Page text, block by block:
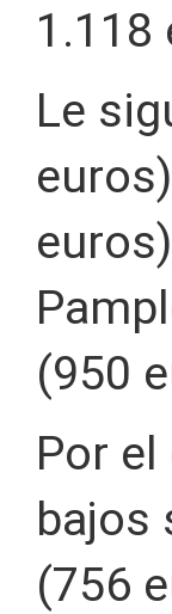
1.118
Le
(950
Por
bajos
(756